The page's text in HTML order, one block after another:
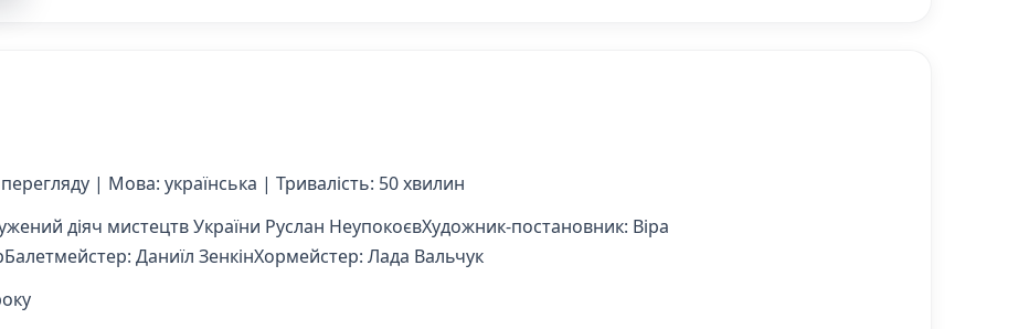
| Мова: українська | Тривалість: 50 хвилин
діяч мистецтв України Руслан НеупокоєвХудожник-постановник: Віра
Даниїл ЗенкінХормейстер: Лада Вальчук